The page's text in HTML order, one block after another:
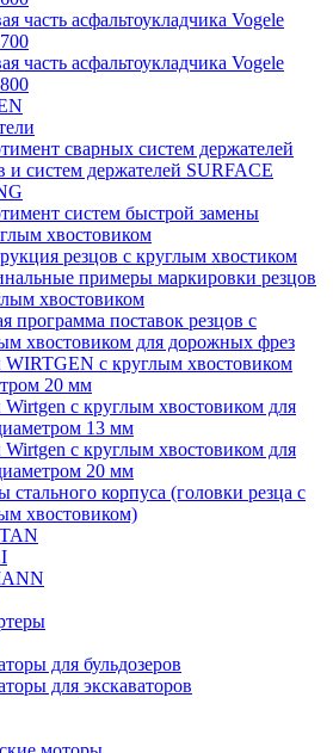
часть асфальтоукладчика Vogele
часть асфальтоукладчика Vogele
сварных систем держателей
и систем держателей SURFACE
систем быстрой замены
хвостовиком
резцов с круглым хвостиком
примеры маркировки резцов
хвостовиком
программа поставок резцов с
хвостовиком для дорожных фрез
WIRTGEN с круглым хвостовиком
20 мм
Wirtgen с круглым хвостовиком для
13 мм
Wirtgen с круглым хвостовиком для
20 мм
корпуса (головки резца с
хвостовиком)
для бульдозеров
для экскаваторов